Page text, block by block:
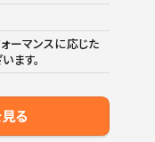
ーマンスに応じた
ます。
る